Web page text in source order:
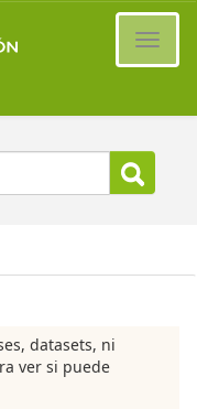
datasets, ni
ver si puede